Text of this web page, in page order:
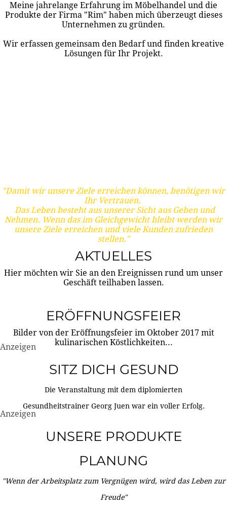
Meine jahrelange Erfahrung im Möbelhandel und die
Produkte der Firma "Rim" haben mich überzeugt dieses
Unternehmen zu gründen.
Wir erfassen gemeinsam den Bedarf und finden kreative
Lösungen für Ihr Projekt.
"Damit wir unsere Ziele erreichen können, benötigen wir
Ihr Vertrauen.
Das Leben besteht aus unserer Sicht aus Geben und
Nehmen. Wenn das im Gleichgewicht bleibt werden wir
unsere Ziele erreichen und viele Kunden zufrieden
stellen."
AKTUELLES
Hier möchten wir Sie an den Ereignissen rund um unser
Geschäft teilhaben lassen.
ERÖFFNUNGSFEIER
Bilder von der Eröffnungsfeier im Oktober 2017 mit
kulinarischen Köstlichkeiten...
Anzeigen
SITZ DICH GESUND
Die Veranstaltung mit dem diplomierten
Gesundheitstrainer Georg Juen war ein voller Erfolg.
Anzeigen
UNSERE PRODUKTE
PLANUNG
"Wenn der Arbeitsplatz zum Vergnügen wird, wird das Leben zur
Freude"